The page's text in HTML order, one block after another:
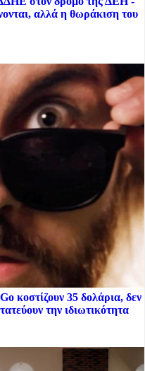
αλλά η θωράκιση του
κοστίζουν 35 δολάρια, δεν
την ιδιωτικότητα